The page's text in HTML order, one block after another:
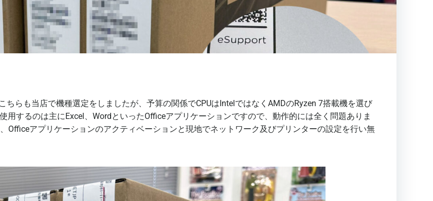
らも当店で機種選定をしましたが、予算の関係でCPUはIntelではなくAMDのRyzen 7搭載機を選び
用するのは主にExcel、WordといったOfficeアプリケーションですので、動作的には全く問題ありま
Officeアプリケーションのアクティベーションと現地でネットワーク及びプリンターの設定を行い無